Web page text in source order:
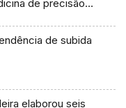
de precisão
de subida
elaborou seis